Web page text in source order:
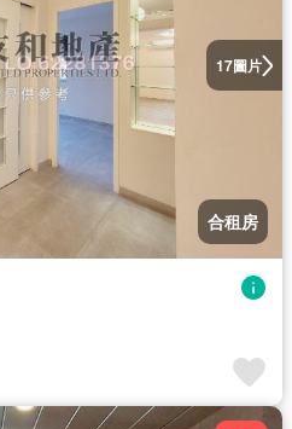
17圖片
合租房